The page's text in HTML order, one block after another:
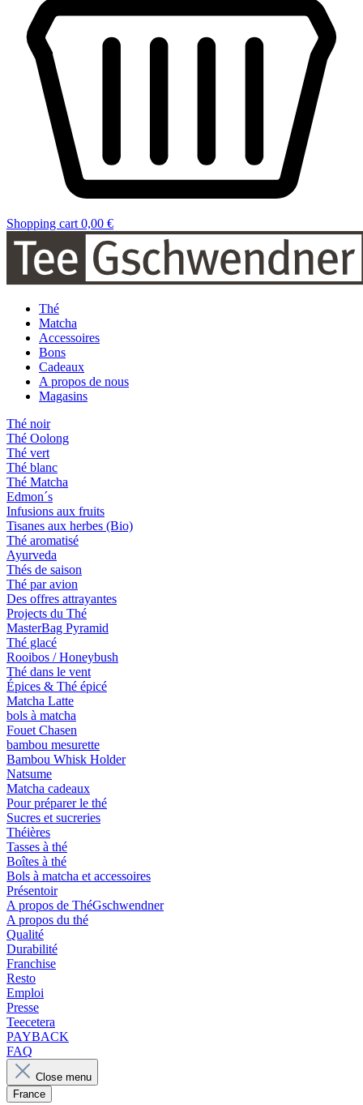
Shopping cart 0,00 €
Thé
Matcha
Accessoires
Bons
Cadeaux
A propos de nous
Magasins
Thé noir
Thé Oolong
Thé vert
Thé blanc
Thé Matcha
Edmon´s
Infusions aux fruits
Tisanes aux herbes (Bio)
Thé aromatisé
Ayurveda
Thés de saison
Thé par avion
Des offres attrayantes
Projects du Thé
MasterBag Pyramid
Thé glacé
Rooibos / Honeybush
Thé dans le vent
Épices & Thé épicé
Matcha Latte
bols à matcha
Fouet Chasen
bambou mesurette
Bambou Whisk Holder
Natsume
Matcha cadeaux
Pour préparer le thé
Sucres et sucreries
Théières
Tasses à thé
Boîtes à thé
Bols à matcha et accessoires
Présentoir
A propos de ThéGschwendner
A propos du thé
Qualité
Durabilité
Franchise
Resto
Emploi
Presse
Teecetera
PAYBACK
FAQ
Close menu
France